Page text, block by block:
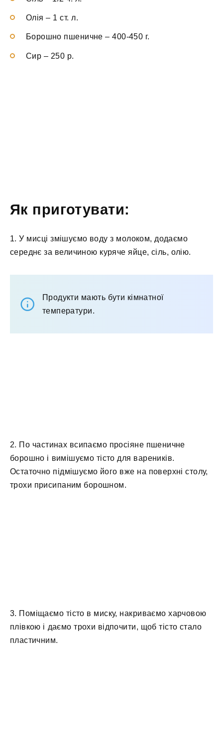
Олія – 1 ст. л.
Борошно пшеничне –400-450 г.
Сир – 250 р.
Як приготувати:
1. У мисці змішуємо воду з молоком, додаємо
середнє за величиною куряче яйце, сіль, олію.
Продукти мають бути кімнатної
температури.
2. По частинах всипаємо просіяне пшеничне
борошно і вимішуємо тісто для вареників.
Остаточно підмішуємо його вже на поверхні столу,
трохи присипаним борошном.
3. Поміщаємо тісто в миску, накриваємо харчовою
плівкою і даємо трохи відпочити, щоб тісто стало
пластичним.